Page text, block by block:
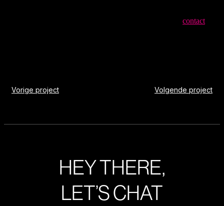
contact
Vorige project Volgende project
HEY THERE,
LET’S CHAT